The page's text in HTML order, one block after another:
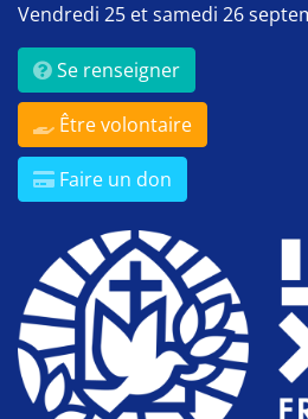
Vendredi 25 et samedi 26
Se renseigner
Être volontaire
Faire un don